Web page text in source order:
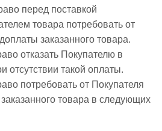
перед поставкой
товара потребовать от
заказанного товара.
отказать Покупателю в
отсутствии такой оплаты.
потребовать от Покупателя
товара в следующих